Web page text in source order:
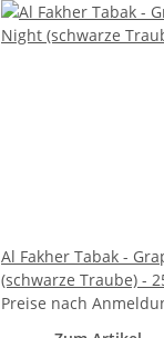
Al Fakher Tabak -
(schwarze Traube) -
Preise nach